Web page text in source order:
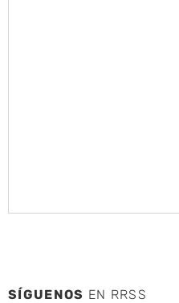
SÍGUENOS EN RRSS